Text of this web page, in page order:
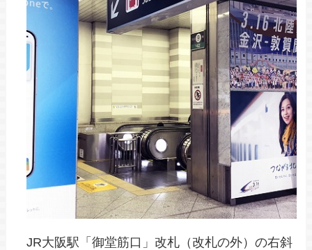
JR大阪駅「御堂筋口」改札（改札の外）の右斜